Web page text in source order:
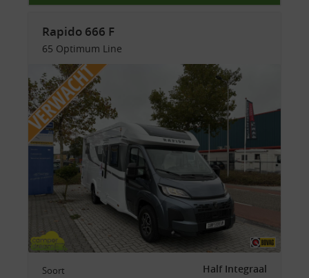
Rapido 666 F
65 Optimum Line
Soort Half Integraal